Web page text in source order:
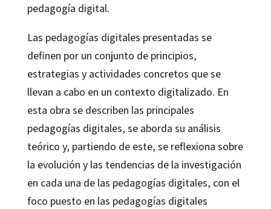
pedagogía digital.
Las pedagogías digitales presentadas se
definen por un conjunto de principios,
estrategias y actividades concretos que se
llevan a cabo en un contexto digitalizado. En
esta obra se describen las principales
pedagogías digitales, se aborda su análisis
teórico y, partiendo de este, se reflexiona sobre
la evolución y las tendencias de la investigación
en cada una de las pedagogías digitales, con el
foco puesto en las pedagogías digitales